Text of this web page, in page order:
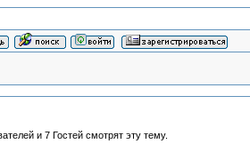
и 7 Гостей смотрят эту тему.